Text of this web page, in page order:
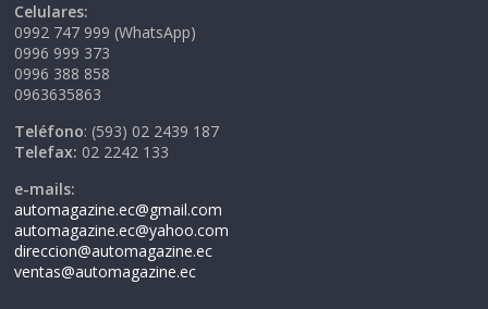
Celulares:
0992 747 999 (WhatsApp)
0996 999 373
0996 388 858
0963635863
Teléfono: (593) 02 2439 187
Telefax: 02 2242 133
e-mails:
automagazine.ec@gmail.com
automagazine.ec@yahoo.com
direccion@automagazine.ec
ventas@automagazine.ec